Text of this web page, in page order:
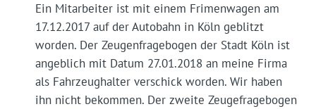
Ein Mitarbeiter ist mit einem Frimenwagen am
17.12.2017 auf der Autobahn in Köln geblitzt
worden. Der Zeugenfragebogen der Stadt Köln ist
angeblich mit Datum 27.01.2018 an meine Firma
als Fahrzeughalter verschick worden. Wir haben
ihn nicht bekommen. Der zweite Zeugefragebogen